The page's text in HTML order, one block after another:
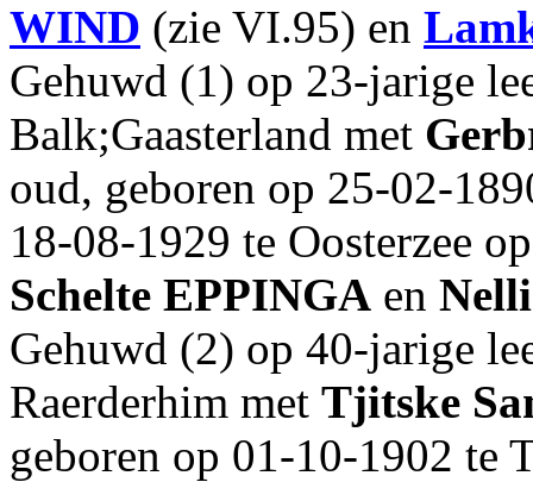
WIND (zie VI.95) en
Gehuwd (1) op 23-jarige
Balk;Gaasterland met
oud, geboren op 25-02-
18-08-1929 te Oosterzee
Schelte EPPINGA en
Gehuwd (2) op 40-jarige
Raerderhim met Tjitske
geboren op 01-10-1902 te